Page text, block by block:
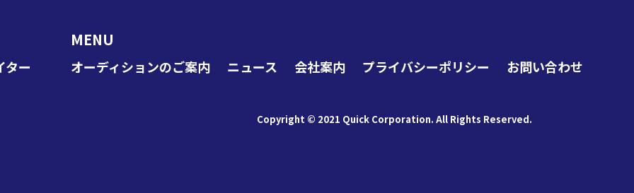
ター
MENU
オーディションのご案内 ニュース 会社案内 プライバシーポリシー お問い合わせ
Copyright ©︎ 2021 Quick Corporation. All Rights Reserved.